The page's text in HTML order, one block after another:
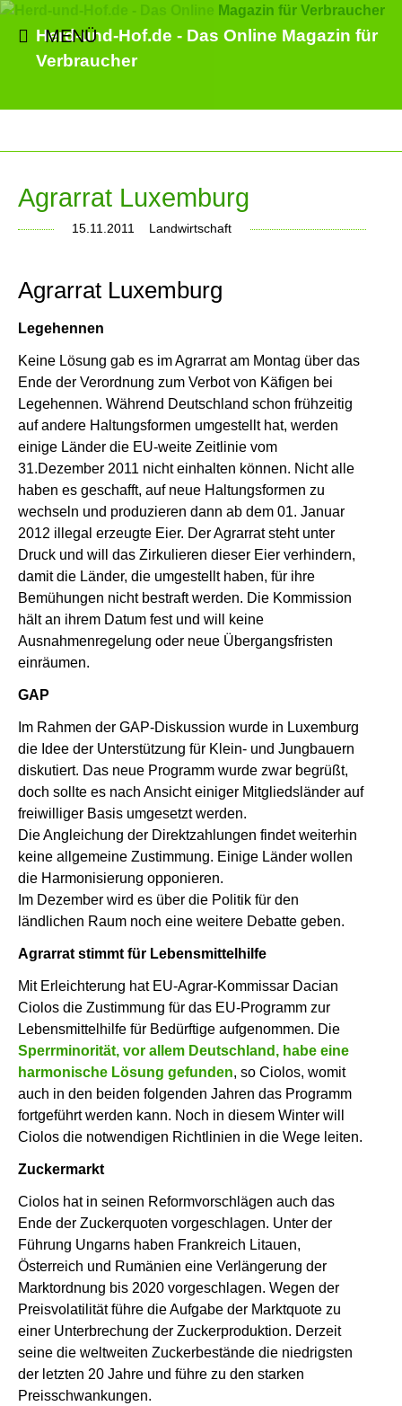
Herd-und-Hof.de - Das Online Magazin für
Verbraucher
MENÜ
Agrarrat Luxemburg
15.11.2011 Landwirtschaft
Agrarrat Luxemburg
Legehennen
Keine Lösung gab es im Agrarrat am Montag über das
Ende der Verordnung zum Verbot von Käfigen bei
Legehennen. Während Deutschland schon frühzeitig
auf andere Haltungsformen umgestellt hat, werden
einige Länder die EU-weite Zeitlinie vom
31.Dezember 2011 nicht einhalten können. Nicht alle
haben es geschafft, auf neue Haltungsformen zu
wechseln und produzieren dann ab dem 01. Januar
2012 illegal erzeugte Eier. Der Agrarrat steht unter
Druck und will das Zirkulieren dieser Eier verhindern,
damit die Länder, die umgestellt haben, für ihre
Bemühungen nicht bestraft werden. Die Kommission
hält an ihrem Datum fest und will keine
Ausnahmenregelung oder neue Übergangsfristen
einräumen.
GAP
Im Rahmen der GAP-Diskussion wurde in Luxemburg
die Idee der Unterstützung für Klein- und Jungbauern
diskutiert. Das neue Programm wurde zwar begrüßt,
doch sollte es nach Ansicht einiger Mitgliedsländer auf
freiwilliger Basis umgesetzt werden.
Die Angleichung der Direktzahlungen findet weiterhin
keine allgemeine Zustimmung. Einige Länder wollen
die Harmonisierung opponieren.
Im Dezember wird es über die Politik für den
ländlichen Raum noch eine weitere Debatte geben.
Agrarrat stimmt für Lebensmittelhilfe
Mit Erleichterung hat EU-Agrar-Kommissar Dacian
Ciolos die Zustimmung für das EU-Programm zur
Lebensmittelhilfe für Bedürftige aufgenommen. Die
Sperrminorität, vor allem Deutschland, habe eine
harmonische Lösung gefunden, so Ciolos, womit
auch in den beiden folgenden Jahren das Programm
fortgeführt werden kann. Noch in diesem Winter will
Ciolos die notwendigen Richtlinien in die Wege leiten.
Zuckermarkt
Ciolos hat in seinen Reformvorschlägen auch das
Ende der Zuckerquoten vorgeschlagen. Unter der
Führung Ungarns haben Frankreich Litauen,
Österreich und Rumänien eine Verlängerung der
Marktordnung bis 2020 vorgeschlagen. Wegen der
Preisvolatilität führe die Aufgabe der Marktquote zu
einer Unterbrechung der Zuckerproduktion. Derzeit
seine die weltweiten Zuckerbestände die niedrigsten
der letzten 20 Jahre und führe zu den starken
Preisschwankungen.